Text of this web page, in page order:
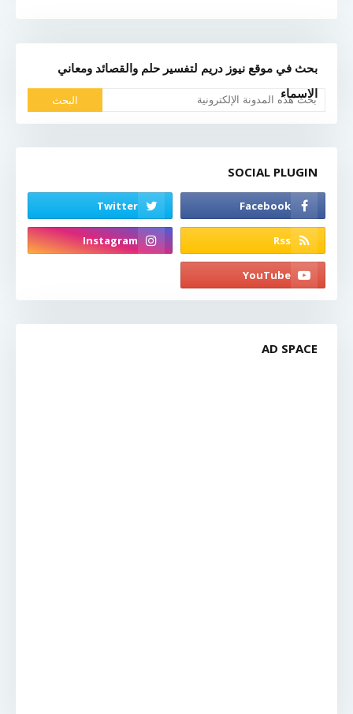
بحث في موقع نيوز دريم لتفسير حلم والقصائد ومعاني
الاسماء
SOCIAL PLUGIN
AD SPACE